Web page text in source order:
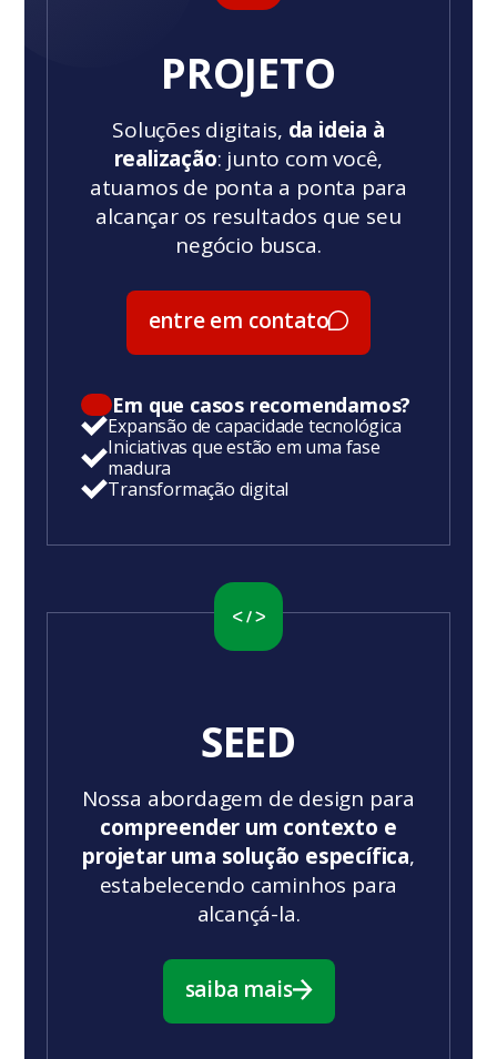
PROJETO
Soluções digitais, da ideia à
realização: junto com você,
atuamos de ponta a ponta para
alcançar os resultados que seu
negócio busca.
entre em contato
entre em contato
Em que casos recomendamos?
Expansão de capacidade tecnológica
Iniciativas que estão em uma fase
madura
Transformação digital
SEED
Nossa abordagem de design para
compreender um contexto e
projetar uma solução específica,
estabelecendo caminhos para
alcançá-la.
saiba mais
saiba mais